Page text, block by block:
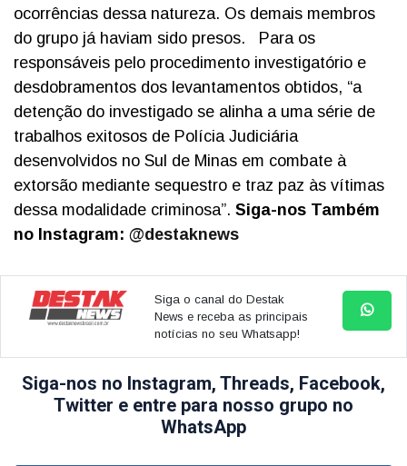
ocorrências dessa natureza. Os demais membros
do grupo já haviam sido presos.
Para os
responsáveis pelo procedimento investigatório e
desdobramentos dos levantamentos obtidos, “a
detenção do investigado se alinha a uma série de
trabalhos exitosos de Polícia Judiciária
desenvolvidos no Sul de Minas em combate à
extorsão mediante sequestro e traz paz às vítimas
dessa modalidade criminosa”. Siga-nos Também
no Instagram: @destaknews
Siga o canal do Destak
News e receba as principais
notícias no seu Whatsapp!
Siga-nos no Instagram, Threads, Facebook,
Twitter e entre para nosso grupo no
WhatsApp